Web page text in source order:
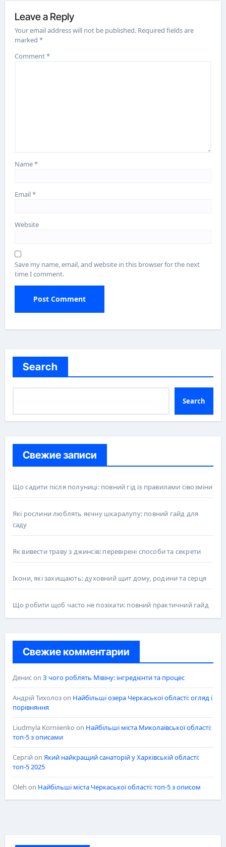
Leave a Reply
Your email address will not be published. Required fields are
marked*
Comment*
Name*
Email*
Website
Save my name, email, and website in this browser for the next
time I comment.
Search
Search
Свежие записи
Що садити після полуниці: повний гід із правилами сівозміни
Які рослини люблять яєчну шкаралупу: повний гайд для
саду
Як вивести траву з джинсів: перевірені способи та секрети
Ікони, які захищають: духовний щит дому, родини та серця
Що робити щоб часто не позіхати: повний практичний гайд
Свежие комментарии
Денисon З чого роблять Мівіну: інгредієнти та процес
Андрій Тихолозon Найбільші озера Черкаської області: огляд і
порівняння
Liudmyla Korniienko on Найбільші міста Миколаївської області:
топ-5 з описами
Сергійon Який найкращий санаторій у Харківській області:
топ-5 2025
Oleh on Найбільші міста Черкаської області: топ-5 з описом